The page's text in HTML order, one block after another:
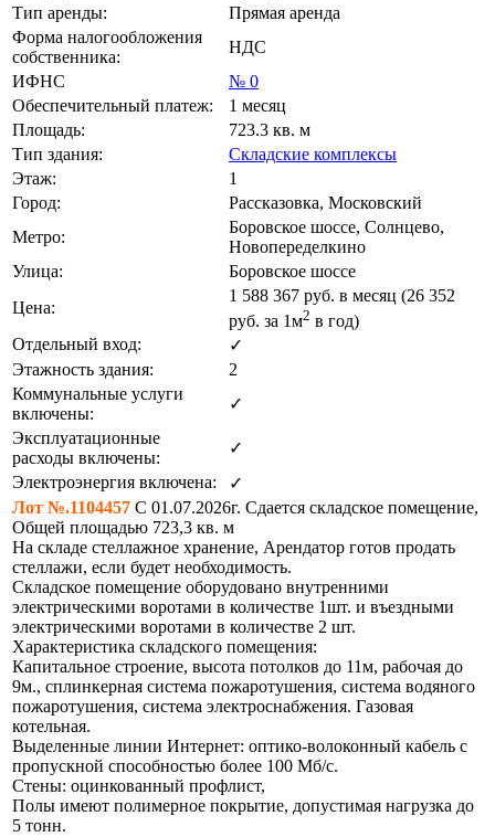
Тип аренды:
Прямая аренда
Форма налогообложения
собственника:
НДС
ИФНС
№ 0
Обеспечительный платеж:
1 месяц
Площадь:
723.3 кв. м
Тип здания:
Складские комплексы
Этаж:
1
Город:
Рассказовка, Московский
Метро:
Боровское шоссе, Солнцево,
Новопеределкино
Улица:
Боровское шоссе
Цена:
1 588 367 руб. в месяц (26 352
руб. за 1м2 в год)
Отдельный вход:
✓
Этажность здания:
2
Коммунальные услуги
включены:
✓
Эксплуатационные
расходы включены:
✓
Электроэнергия включена:
✓
Лот №.1104457 С 01.07.2026г. Сдается складское помещение,
Общей площадью 723,3 кв. м
На складе стеллажное хранение, Арендатор готов продать
стеллажи, если будет необходимость.
Складское помещение оборудовано внутренними
электрическими воротами в количестве 1шт. и въездными
электрическими воротами в количестве 2 шт.
Характеристика складского помещения:
Капитальное строение, высота потолков до 11м, рабочая до
9м., сплинкерная система пожаротушения, система водяного
пожаротушения, система электроснабжения. Газовая
котельная.
Выделенные линии Интернет: оптико-волоконный кабель с
пропускной способностью более 100 Мб/с.
Стены: оцинкованный профлист,
Полы имеют полимерное покрытие, допустимая нагрузка до
5 тонн.